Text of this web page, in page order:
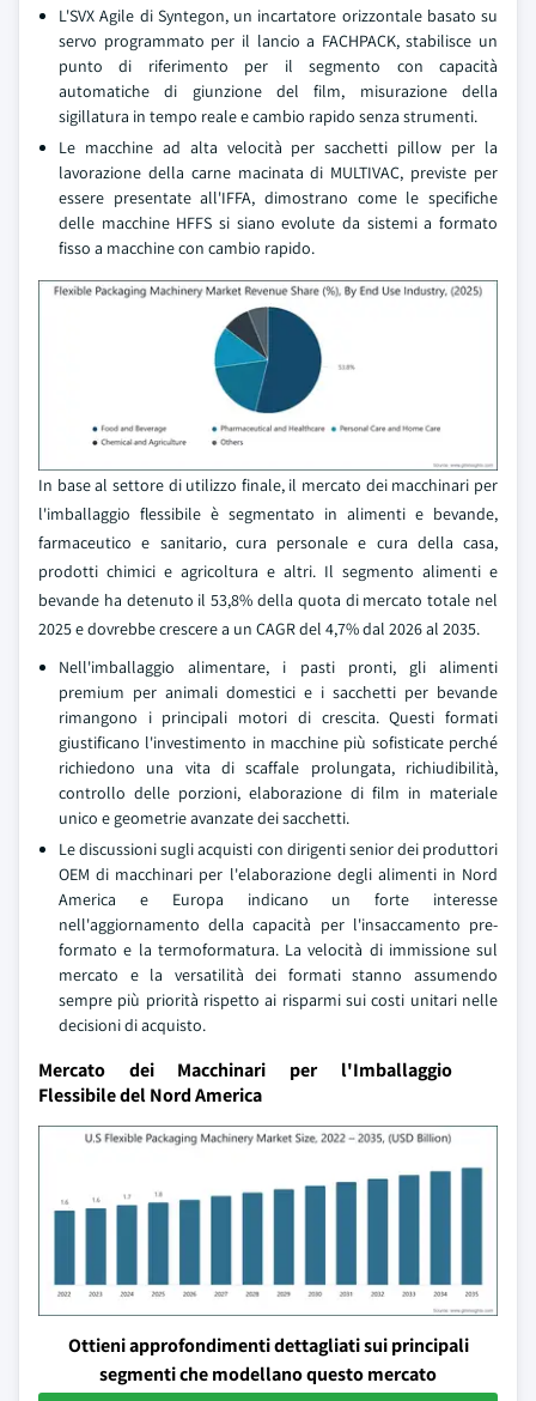
L'SVX Agile di Syntegon, un incartatore orizzontale basato su
servo programmato per il lancio a FACHPACK, stabilisce un
punto di riferimento per il segmento con capacità
automatiche di giunzione del film, misurazione della
sigillatura in tempo reale e cambio rapido senza strumenti.
Le macchine ad alta velocità per sacchetti pillow per la
lavorazione della carne macinata di MULTIVAC, previste per
essere presentate all'IFFA, dimostrano come le specifiche
delle macchine HFFS si siano evolute da sistemi a formato
fisso a macchine con cambio rapido.
In base al settore di utilizzo finale, il mercato dei macchinari per
l'imballaggio flessibile è segmentato in alimenti e bevande,
farmaceutico e sanitario, cura personale e cura della casa,
prodotti chimici e agricoltura e altri. Il segmento alimenti e
bevande ha detenuto il 53,8% della quota di mercato totale nel
2025 e dovrebbe crescere a un CAGR del 4,7% dal 2026 al 2035.
Nell'imballaggio alimentare, i pasti pronti, gli alimenti
premium per animali domestici e i sacchetti per bevande
rimangono i principali motori di crescita. Questi formati
giustificano l'investimento in macchine più sofisticate perché
richiedono una vita di scaffale prolungata, richiudibilità,
controllo delle porzioni, elaborazione di film in materiale
unico e geometrie avanzate dei sacchetti.
Le discussioni sugli acquisti con dirigenti senior dei produttori
OEM di macchinari per l'elaborazione degli alimenti in Nord
America e Europa indicano un forte interesse
nell'aggiornamento della capacità per l'insaccamento pre-
formato e la termoformatura. La velocità di immissione sul
mercato e la versatilità dei formati stanno assumendo
sempre più priorità rispetto ai risparmi sui costi unitari nelle
decisioni di acquisto.
Mercato dei Macchinari per l'Imballaggio
Flessibile del Nord America
Ottieni approfondimenti dettagliati sui principali
segmenti che modellano questo mercato